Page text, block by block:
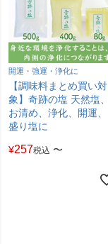
開運・強運・浄化に
【調味料まとめ買い対
象】奇跡の塩 天然塩、
お清め、浄化、開運、
盛り塩に
¥257税込 〜